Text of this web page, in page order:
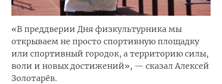
«В преддверии Дня физкультурника мы
открываем не просто спортивную площадку
или спортивный городок, а территорию силы,
воли и новых достижений», — сказал Алексей
Золотарёв.